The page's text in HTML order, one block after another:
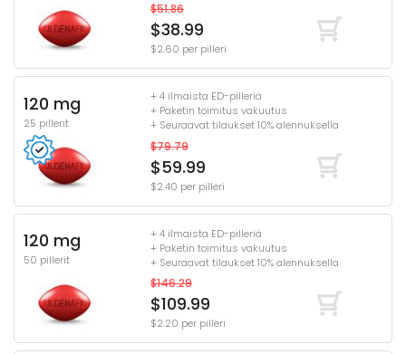
$51.86
$38.99
$2.60 per pilleri
120 mg
25 pillerit
+ 4 ilmaista ED-pilleriä
+ Paketin toimitus vakuutus
+ Seuraavat tilaukset 10% alennuksella
$79.79
$59.99
$2.40 per pilleri
120 mg
50 pillerit
+ 4 ilmaista ED-pilleriä
+ Paketin toimitus vakuutus
+ Seuraavat tilaukset 10% alennuksella
$146.29
$109.99
$2.20 per pilleri